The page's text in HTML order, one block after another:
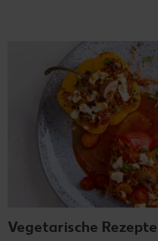
Vegetarische Rezepte